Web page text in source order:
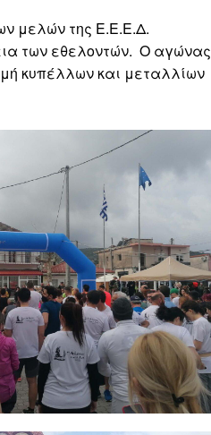
μελών της Ε.Ε.Ε.Δ.
των εθελοντών. Ο αγώνας
κυπέλλων και μεταλλίων